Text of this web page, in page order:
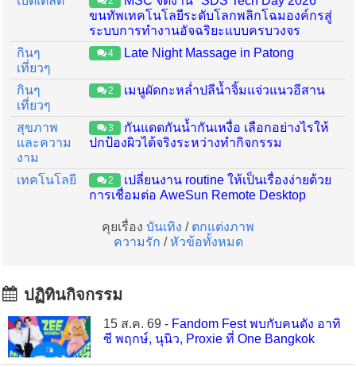
ขนทัพเทคโนโลยีระดับโลกพลิกโฉมองค์กรสู่
ระบบการทำงานอัจฉริยะแบบครบวงจร
กินๆ
เที่ยวๆ
4 Late Night Massage in Patong
กินๆ
เที่ยวๆ
2 เมนูผัดกะหล่ำปลีน้ำจิ้มแจ่วแนวอีสาน
สุขภาพ
และความ
งาม
3
กันแดดกันน้ำกันเหงื่อ เลือกอย่างไรให้
ปกป้องผิวได้จริงระหว่างทำกิจกรรม
เทคโนโลยี 2
เปลี่ยนงาน routine ให้เป็นเรื่องง่ายด้วย
การเชื่อมต่อ AweSun Remote Desktop
คุยเรื่อง บันเทิง / ตกแต่งภาพ
ความรัก /หัวข้อทั้งหมด
ปฏิทินกิจกรรม
15 ส.ค. 69 - Fandom Fest พบกับคนดัง อาทิ
ซี พฤกษ์, นุนิว, Proxie ที่ One Bangkok